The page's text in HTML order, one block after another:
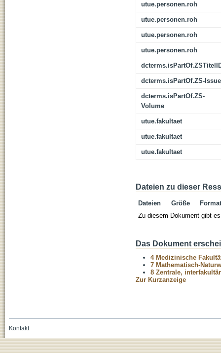
utue.personen.roh
utue.personen.roh
utue.personen.roh
utue.personen.roh
dcterms.isPartOf.ZS-Issue
dcterms.isPartOf.ZS-
Volume
utue.fakultaet
utue.fakultaet
utue.fakultaet
Dateien zu dieser
Dateien Größe
Format
Zu diesem Dokument gibt
Das Dokument
4 Medizinische
7 Mathematisch-
8 Zentrale,
Zur Kurzanzeige
Kontakt